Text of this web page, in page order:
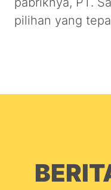
pilihan yang